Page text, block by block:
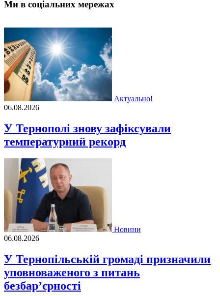
Ми в соціальних мережах
Актуально!
06.08.2026
У Тернополі знову зафіксували
температурний рекорд
Новини
06.08.2026
У Тернопільській громаді призначили
уповноваженого з питань
безбар’єрності